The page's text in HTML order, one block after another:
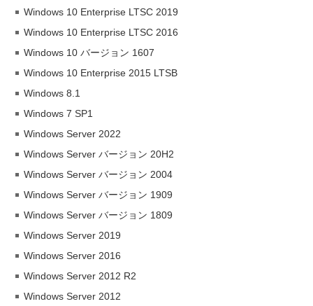
Windows 10 Enterprise LTSC 2019
Windows 10 Enterprise LTSC 2016
Windows 10 バージョン 1607
Windows 10 Enterprise 2015 LTSB
Windows 8.1
Windows 7 SP1
Windows Server 2022
Windows Server バージョン 20H2
Windows Server バージョン 2004
Windows Server バージョン 1909
Windows Server バージョン 1809
Windows Server 2019
Windows Server 2016
Windows Server 2012 R2
Windows Server 2012